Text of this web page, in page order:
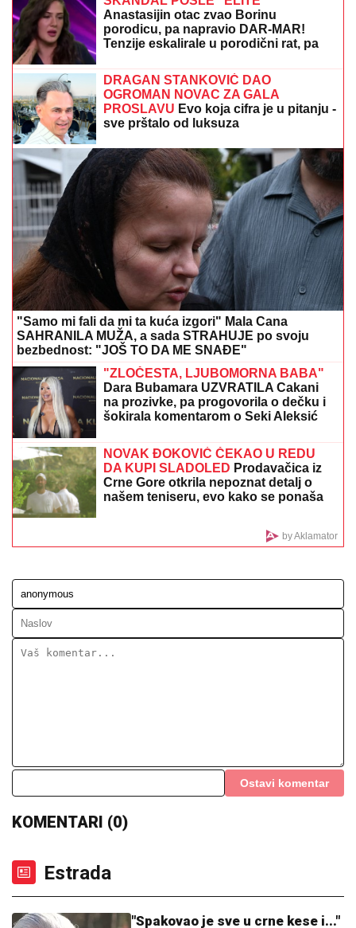
FRITAJA SA JAJIMA:Brz, zdrav i ukusan doručak
SIN BRUTALNO TUKAO MAJKU DO
SMRTI!Strašni detalji jezivog zločina
na Novom Beogradu: Nakon ubistva
pokušao da skoči sa terase!
SRBIN UTIŠAO "TUMBU":Mihajlo
Cvetković srušio PAOK i doneo
pobedu Anderlehtu (VIDEO)
ČOLA PRIČAO SA ĆERKOM DOK JE UŽIVALA NA
MORULara došla na plažu sa torbom od 1.500 eura, a
evo kako je reagovala na poziv oca
"IMAO JE NAPADE, TREBALO SE
IZBORITI SA TIM"Pevačica zbog
unuka sa autizmom otišla da živi na
odluku: "Postao je agresivan"
FUDBALERU DEMOLIRAN "BENTLI"Drama u
Beogradu: Skupocenom vozilu razbijena stakla u
privatnoj garaži luksuznog naselja
porodicu, pa napravio DAR-MAR!
Tenzije eskalirale u porodični rat, pa